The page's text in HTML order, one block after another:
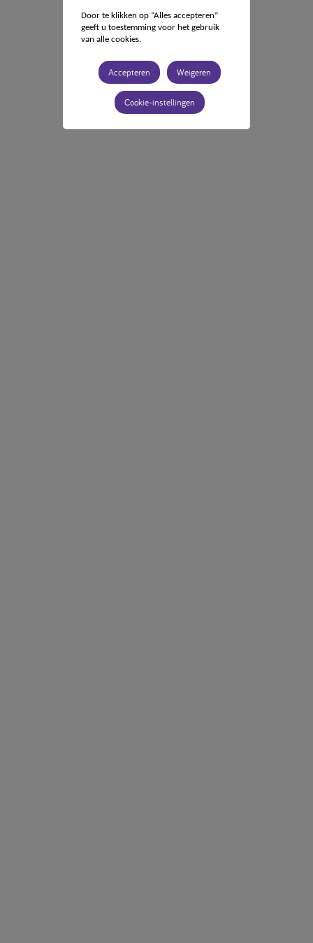
Door te klikken op “Alles accepteren”
geeft u toestemming voor het gebruik
van alle cookies.
Accepteren Weigeren
Cookie-instellingen